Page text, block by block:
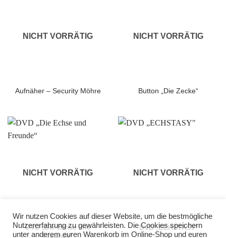
NICHT VORRÄTIG
Aufnäher – Security Möhre
NICHT VORRÄTIG
Button „Die Zecke“
NICHT VORRÄTIG
DVD „Die Echse und
Freunde“
NICHT VORRÄTIG
DVD „ECHSTASY“
Wir nutzen Cookies auf dieser Website, um die bestmögliche
Nutzererfahrung zu gewährleisten. Die Cookies speichern
unter anderem euren Warenkorb im Online-Shop und euren